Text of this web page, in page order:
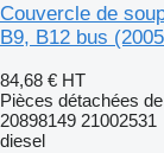
Couvercle de
B9, B12 bus
84,68 € HT
Pièces détachées
20898149 21002531
diesel